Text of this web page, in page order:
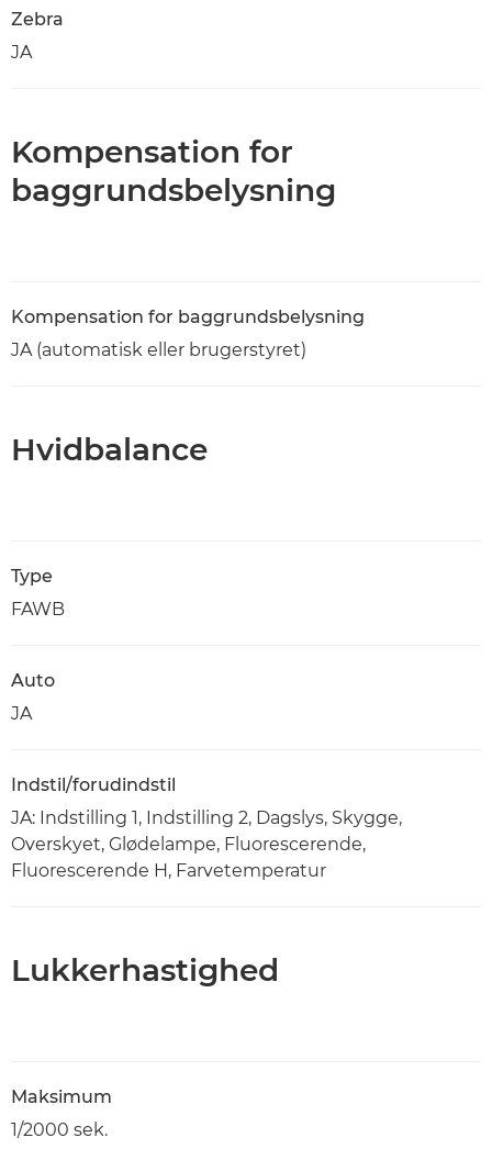
Zebra
JA
Kompensation for
baggrundsbelysning
Kompensation for baggrundsbelysning
JA (automatisk eller brugerstyret)
Hvidbalance
Type
FAWB
Auto
JA
Indstil/forudindstil
JA: Indstilling 1, Indstilling 2, Dagslys, Skygge,
Overskyet, Glødelampe, Fluorescerende,
Fluorescerende H, Farvetemperatur
Lukkerhastighed
Maksimum
1/2000 sek.